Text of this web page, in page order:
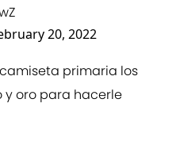
20, 2022
primaria los
y oro para hacerle